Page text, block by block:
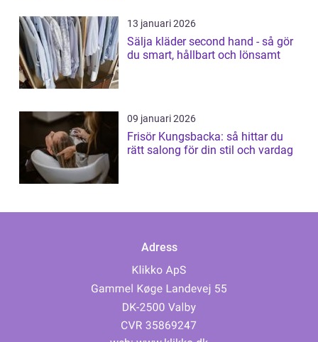
13 januari 2026
Sälja kläder second hand - så gör
du smart, hållbart och lönsamt
09 januari 2026
Frisör Kungsbacka: så hittar du
rätt salong för din stil och vardag
Adress